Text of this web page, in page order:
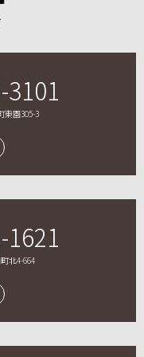
3101
東園305-3
1621
北4-664